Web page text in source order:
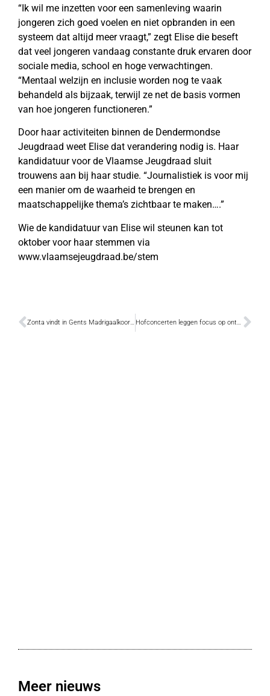
“Ik wil me inzetten voor een samenleving waarin
jongeren zich goed voelen en niet opbranden in een
systeem dat altijd meer vraagt,” zegt Elise die beseft
dat veel jongeren vandaag constante druk ervaren door
sociale media, school en hoge verwachtingen.
“Mentaal welzijn en inclusie worden nog te vaak
behandeld als bijzaak, terwijl ze net de basis vormen
van hoe jongeren functioneren.”
Door haar activiteiten binnen de Dendermondse
Jeugdraad weet Elise dat verandering nodig is. Haar
kandidatuur voor de Vlaamse Jeugdraad sluit
trouwens aan bij haar studie. “Journalistiek is voor mij
een manier om de waarheid te brengen en
maatschappelijke thema’s zichtbaar te maken….”
Wie de kandidatuur van Elise wil steunen kan tot
oktober voor haar stemmen via
www.vlaamsejeugdraad.be/stem
Zonta vindt in Gents Madrigaalkoor partner met gelijkgestemde positieve waarden Hofconcerten leggen focus op ontmoeting, ontdekking en ontroering
Meer nieuws